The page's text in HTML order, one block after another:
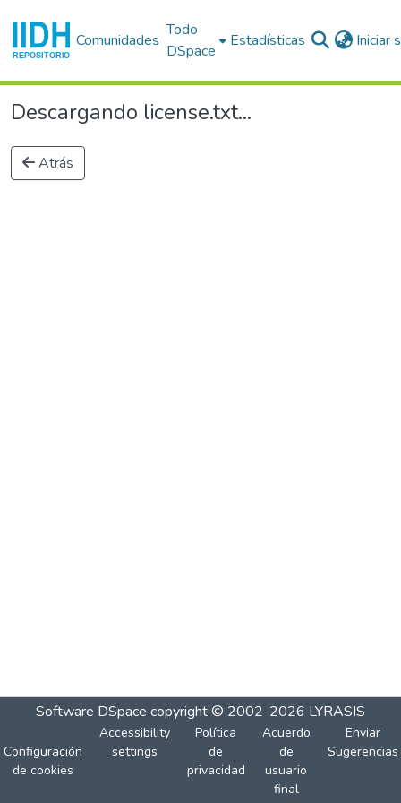
Comunidades
Todo
DSpace
Estadísticas Iniciar
Descargando license.txt...
Atrás
Software DSpace copyright © 2002-2026 LYRASIS
Configuración
de cookies
Accessibility
settings
Política
de
privacidad
Acuerdo
de
usuario
final
Enviar
Sugerencias